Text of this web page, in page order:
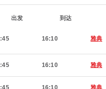
出发 到达
16:10 雅典
16:10 雅典
16:10 雅典